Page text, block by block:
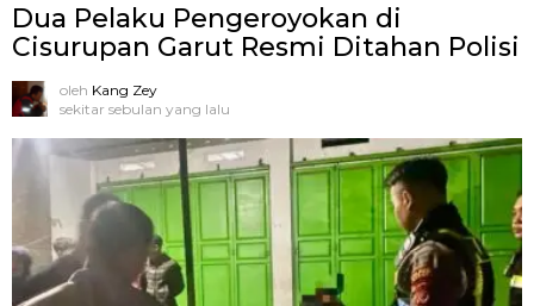
Dua Pelaku Pengeroyokan di
Cisurupan Garut Resmi Ditahan Polisi
oleh Kang Zey
sekitar sebulan yang lalu